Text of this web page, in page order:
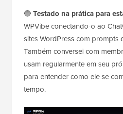
🔵 Testado na prática para
WPVibe conectando-o ao
sites WordPress com prompts
Também conversei com
usam regularmente em seu
para entender como ele se
tempo.